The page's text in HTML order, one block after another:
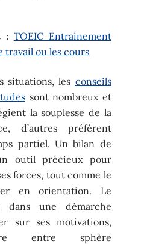
: TOEIC Entrainement
travail ou les cours
situations, les conseils
sont nombreux et
la souplesse de la
d’autres préfèrent
partiel. Un bilan de
outil précieux pour
forces, tout comme le
en orientation. Le
dans une démarche
sur ses motivations,
entre sphère